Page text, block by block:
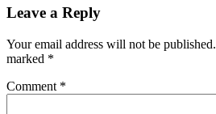
Leave a Reply
Your email address will not be published.
marked *
Comment *